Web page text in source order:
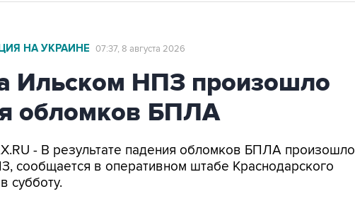
НА УКРАИНЕ 07:37, 8 августа 2026
Ильском НПЗ произошло
обломков БПЛА
- В результате падения обломков БПЛА произошло
сообщается в оперативном штабе Краснодарского
субботу.